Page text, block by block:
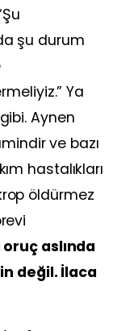
şu durum
Ya
Aynen
ve bazı
hastalıkları
öldürmez
oruç aslında
değil. İlaca